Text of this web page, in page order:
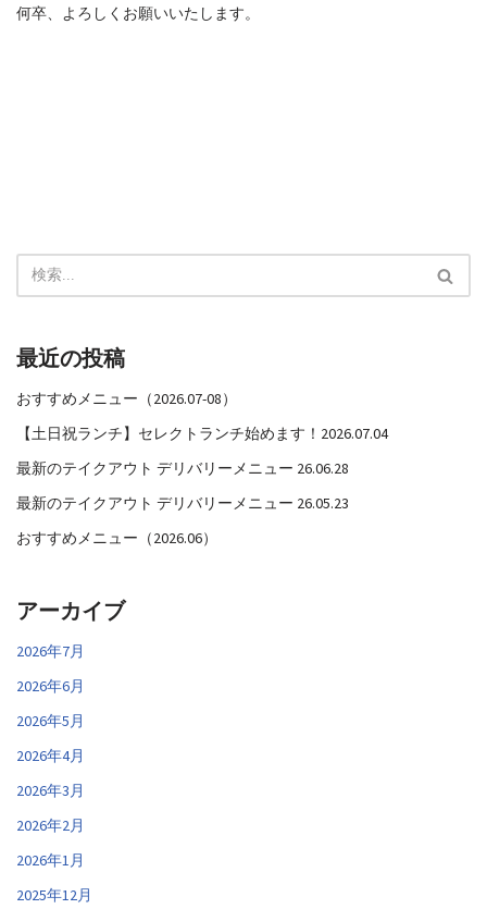
何卒、よろしくお願いいたします。
最近の投稿
おすすめメニュー（2026.07-08）
【土日祝ランチ】セレクトランチ始めます！2026.07.04
最新のテイクアウト デリバリーメニュー 26.06.28
最新のテイクアウト デリバリーメニュー 26.05.23
おすすめメニュー（2026.06）
アーカイブ
2026年7月
2026年6月
2026年5月
2026年4月
2026年3月
2026年2月
2026年1月
2025年12月